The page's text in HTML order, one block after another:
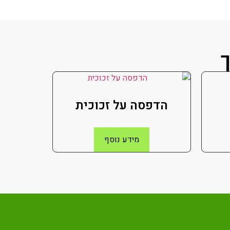
הדפסה על זכוכית
מידע נוסף